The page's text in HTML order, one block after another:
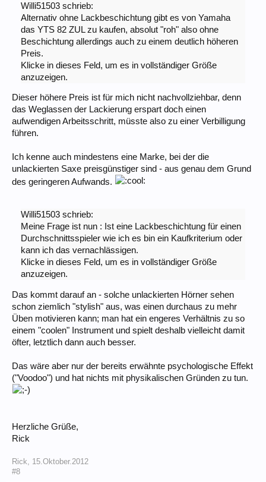
Willi51503 schrieb:
Alternativ ohne Lackbeschichtung gibt es von Yamaha
das YTS 82 ZUL zu kaufen, absolut "roh" also ohne
Beschichtung allerdings auch zu einem deutlich höheren
Preis.
Klicke in dieses Feld, um es in vollständiger Größe
anzuzeigen.
Dieser höhere Preis ist für mich nicht nachvollziehbar, denn
das Weglassen der Lackierung erspart doch einen
aufwendigen Arbeitsschritt, müsste also zu einer Verbilligung
führen.
Ich kenne auch mindestens eine Marke, bei der die
unlackierten Saxe preisgünstiger sind - aus genau dem Grund
des geringeren Aufwands.
Willi51503 schrieb:
Meine Frage ist nun : Ist eine Lackbeschichtung für einen
Durchschnittsspieler wie ich es bin ein Kaufkriterium oder
kann ich das vernachlässigen.
Klicke in dieses Feld, um es in vollständiger Größe
anzuzeigen.
Das kommt darauf an - solche unlackierten Hörner sehen
schon ziemlich "stylish" aus, was einen durchaus zu mehr
Üben motivieren kann; man hat ein engeres Verhältnis zu so
einem "coolen" Instrument und spielt deshalb vielleicht damit
öfter, letztlich dann auch besser.
Das wäre aber nur der bereits erwähnte psychologische Effekt
("Voodoo") und hat nichts mit physikalischen Gründen zu tun.
Herzliche Grüße,
Rick
Rick
15.Oktober.2012
#8